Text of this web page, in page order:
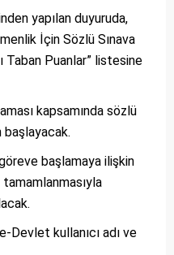
yapılan duyuruda,
İçin Sözlü Sınava
Taban Puanlar” listesine
kapsamında sözlü
başlayacak.
başlamaya ilişkin
tamamlanmasıyla
Devlet kullanıcı adı ve